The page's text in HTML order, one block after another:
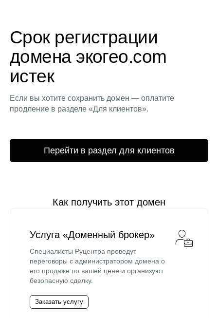
Срок регистрации
домена экогео.com
истек
Если вы хотите сохранить домен — оплатите
продление в разделе «Для клиентов».
Перейти в раздел для клиентов
Как получить этот домен
Услуга «Доменный брокер»
Специалисты Руцентра проведут
переговоры с администратором домена о
его продаже по вашей цене и организуют
безопасную сделку.
Заказать услугу